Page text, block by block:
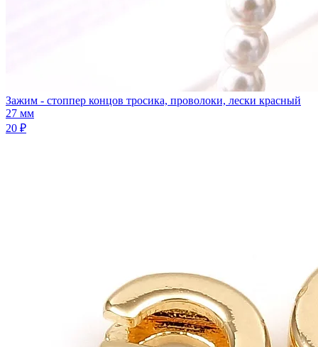
Зажим - стоппер концов тросика, проволоки, лески красный
27 мм
20 ₽